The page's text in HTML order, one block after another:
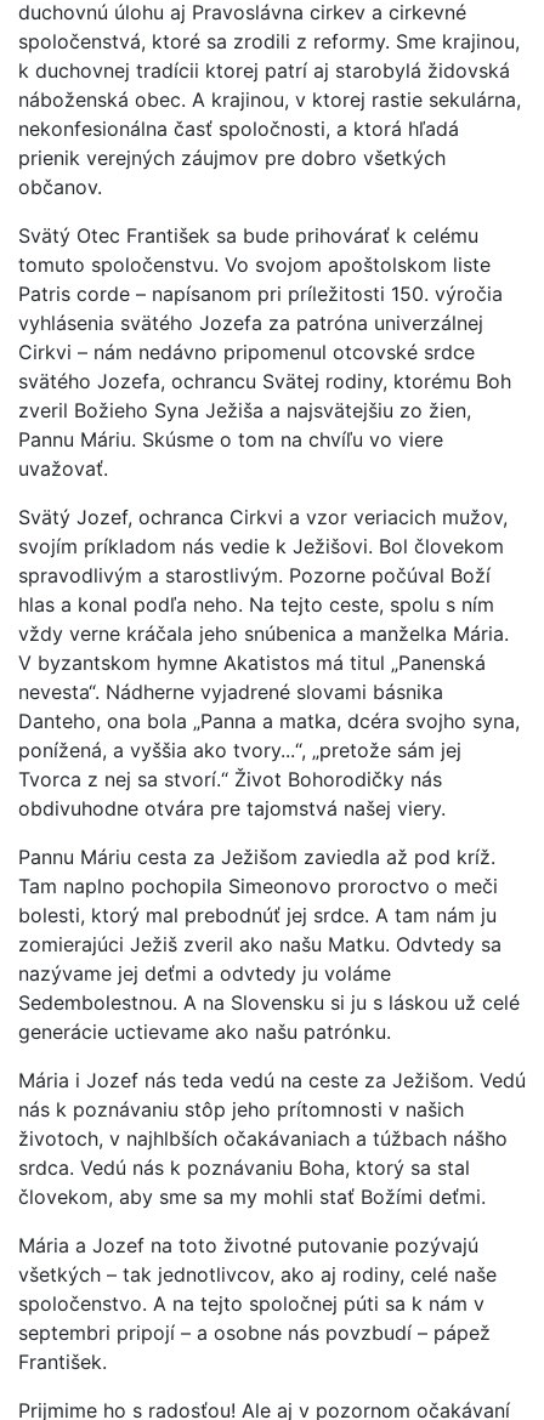
duchovnú úlohu aj Pravoslávna cirkev a cirkevné
spoločenstvá, ktoré sa zrodili z reformy. Sme krajinou,
k duchovnej tradícii ktorej patrí aj starobylá židovská
náboženská obec. A krajinou, v ktorej rastie sekulárna,
nekonfesionálna časť spoločnosti, a ktorá hľadá
prienik verejných záujmov pre dobro všetkých
občanov.
Svätý Otec František sa bude prihovárať k celému
tomuto spoločenstvu. Vo svojom apoštolskom liste
Patris corde – napísanom pri príležitosti 150. výročia
vyhlásenia svätého Jozefa za patróna univerzálnej
Cirkvi – nám nedávno pripomenul otcovské srdce
svätého Jozefa, ochrancu Svätej rodiny, ktorému Boh
zveril Božieho Syna Ježiša a najsvätejšiu zo žien,
Pannu Máriu. Skúsme o tom na chvíľu vo viere
uvažovať.
Svätý Jozef, ochranca Cirkvi a vzor veriacich mužov,
svojím príkladom nás vedie k Ježišovi. Bol človekom
spravodlivým a starostlivým. Pozorne počúval Boží
hlas a konal podľa neho. Na tejto ceste, spolu s ním
vždy verne kráčala jeho snúbenica a manželka Mária.
V byzantskom hymne Akatistos má titul „Panenská
nevesta“. Nádherne vyjadrené slovami básnika
Danteho, ona bola „Panna a matka, dcéra svojho syna,
ponížená, a vyššia ako tvory...“, „pretože sám jej
Tvorca z nej sa stvorí.“ Život Bohorodičky nás
obdivuhodne otvára pre tajomstvá našej viery.
Pannu Máriu cesta za Ježišom zaviedla až pod kríž.
Tam naplno pochopila Simeonovo proroctvo o meči
bolesti, ktorý mal prebodnúť jej srdce. A tam nám ju
zomierajúci Ježiš zveril ako našu Matku. Odvtedy sa
nazývame jej deťmi a odvtedy ju voláme
Sedembolestnou. A na Slovensku si ju s láskou už celé
generácie uctievame ako našu patrónku.
Mária i Jozef nás teda vedú na ceste za Ježišom. Vedú
nás k poznávaniu stôp jeho prítomnosti v našich
životoch, v najhlbších očakávaniach a túžbach nášho
srdca. Vedú nás k poznávaniu Boha, ktorý sa stal
človekom, aby sme sa my mohli stať Božími deťmi.
Mária a Jozef na toto životné putovanie pozývajú
všetkých – tak jednotlivcov, ako aj rodiny, celé naše
spoločenstvo. A na tejto spoločnej púti sa k nám v
septembri pripojí – a osobne nás povzbudí – pápež
František.
Prijmime ho s radosťou! Ale aj v pozornom očakávaní